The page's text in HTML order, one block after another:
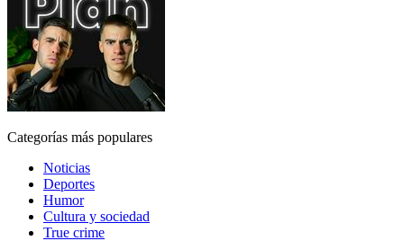
Categorías más populares
Noticias
Deportes
Humor
Cultura y sociedad
True crime